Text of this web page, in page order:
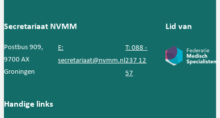
Secretariaat NVMM
Postbus 909,
9700 AX
Groningen
E:
secretariaat@nvmm.nl
T: 088 -
237 12
57
Lid van
Handige links